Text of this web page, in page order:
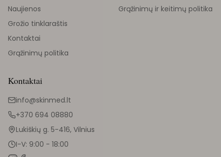
Naujienos
Grožio tinklaraštis
Kontaktai
Grąžinimų politika
Grąžinimų ir keitimų politika
Kontaktai
info@skinmed.lt
+370 694 08880
Lukiškių g. 5-416, Vilnius
I-V: 9:00 - 18:00